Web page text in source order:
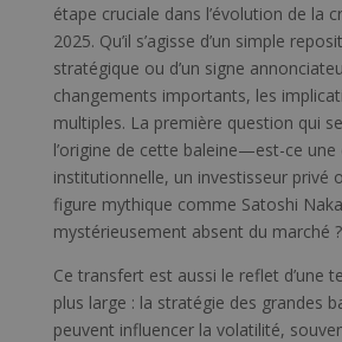
étape cruciale dans l’évolution de la
2025. Qu’il s’agisse d’un simple
stratégique ou d’un signe
changements importants, les
multiples. La première question qui
l’origine de cette baleine—est-ce une
institutionnelle, un investisseur privé
figure mythique comme Satoshi
mystérieusement absent du marché ?
Ce transfert est aussi le reflet d’une
plus large : la stratégie des grandes
peuvent influencer la volatilité,